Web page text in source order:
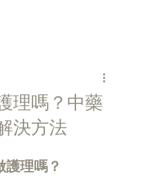
理嗎？中藥
決方法
護理嗎？